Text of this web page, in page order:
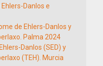
Ehlers-Danlos e
de Ehlers-Danlos y
Palma 2024
Danlos (SED) y
(TEH). Murcia